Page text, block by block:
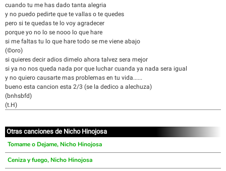
cuando tu me has dado tanta alegria
y no puedo pedirte que te vallas o te quedes
pero si te quedas te lo voy agradecer
porque yo no lo se nooo lo que hare
si me faltas tu lo que hare todo se me viene abajo
(©oro)
si quieres decir adios dimelo ahora talvez sera mejor
si ya no nos queda nada por que luchar cuanda ya nada sera igual
y no quiero causarte mas problemas en tu vida......
bueno esta cancion esta 2/3 (se la dedico a alechuza)
(bnhsbfd)
(t.H)
Otras canciones de Nicho Hinojosa
Tomame o Dejame, Nicho Hinojosa
Ceniza y fuego, Nicho Hinojosa